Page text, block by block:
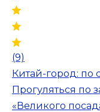
(9)
Китай-город: по
Прогуляться по
«Великого